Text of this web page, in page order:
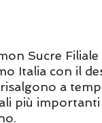
Sucre
Italia con il
a
più